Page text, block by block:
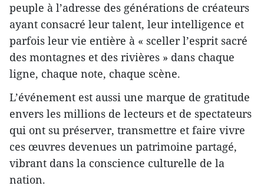
peuple à l’adresse des générations de créateurs
ayant consacré leur talent, leur intelligence et
parfois leur vie entière à « sceller l’esprit sacré
des montagnes et des rivières » dans chaque
ligne, chaque note, chaque scène.
L’événement est aussi une marque de gratitude
envers les millions de lecteurs et de spectateurs
qui ont su préserver, transmettre et faire vivre
ces œuvres devenues un patrimoine partagé,
vibrant dans la conscience culturelle de la
nation.